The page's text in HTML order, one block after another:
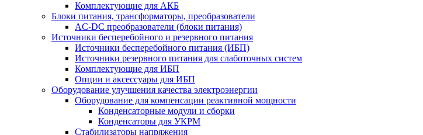
Комплектующие для АКБ
Блоки питания, трансформаторы, преобразователи
AC-DC преобразователи (блоки питания)
Источники бесперебойного и резервного питания
Источники бесперебойного питания (ИБП)
Источники резервного питания для слаботочных систем
Комплектующие для ИБП
Опции и аксессуары для ИБП
Оборудование улучшения качества электроэнергии
Оборудование для компенсации реактивной мощности
Конденсаторные модули и сборки
Конденсаторы для УКРМ
Стабилизаторы напряжения